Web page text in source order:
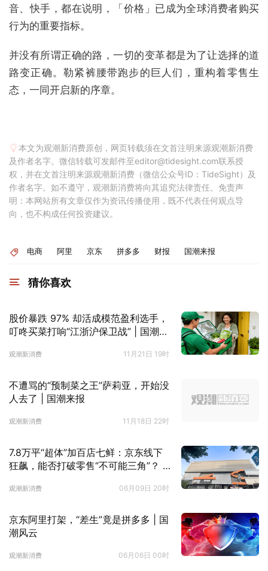
音、快手，都在说明，「价格」已成为全球消费者购买
行为的重要指标。
并没有所谓正确的路，一切的变革都是为了让选择的道
路变正确。勒紧裤腰带跑步的巨人们，重构着零售生
态，一同开启新的序章。
本文为观潮新消费原创，网页转载须在文首注明来源观潮新消费
及作者名字。微信转载可发邮件至editor@tidesight.com联系授
权，并在文首注明来源观潮新消费（微信公众号ID：TideSight）及
作者名字。如不遵守，观潮新消费将向其追究法律责任。免责声
明：本网站所有文章仅作为资讯传播使用，既不代表任何观点导
向，也不构成任何投资建议。
电商 阿里 京东 拼多多 财报 国潮来报
猜你喜欢
股价暴跌 97% 却活成模范盈利选手，
叮咚买菜打响“江浙沪保卫战” | 国潮来
观潮新消费 11月21日 19时
不遭骂的“预制菜之王”萨莉亚，开始没
人去了 | 国潮来报
观潮新消费 11月18日 22时
7.8万平“超体”加百店七鲜：京东线下
狂飙，能否打破零售“不可能三角”？ |
观潮新消费 06月09日 20时
京东阿里打架，“差生”竟是拼多多 | 国
潮风云
观潮新消费 06月06日 00时